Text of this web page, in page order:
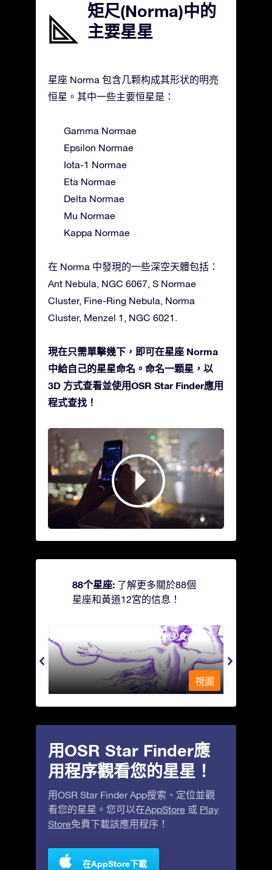
矩尺(Norma)中的
主要星星
星座 Norma 包含几颗构成其形状的明亮
恒星。其中一些主要恒星是：
Gamma Normae
Epsilon Normae
Iota-1 Normae
Eta Normae
Delta Normae
Mu Normae
Kappa Normae
在 Norma 中發現的一些深空天體包括：
Ant Nebula, NGC 6067, S Normae
Cluster, Fine-Ring Nebula, Norma
Cluster, Menzel 1, NGC 6021.
現在只需單擊幾下，即可在星座 Norma
中給自己的星星命名。命名一顆星，以
3D 方式查看並使用OSR Star Finder應用
程式查找！
88个星座: 了解更多關於88個
星座和黃道12宮的信息！
Andromeda - 被鐵鍊鎖著的少女
視圖
用OSR Star Finder應
用程序觀看您的星星！
用OSR Star Finder App搜索、定位並觀
看您的星星。您可以在AppStore 或 Play
Store免費下載該應用程序！
在AppStore下載